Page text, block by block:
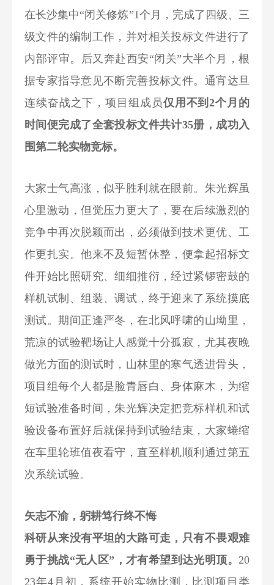
在长沙集中“闭关修炼”1个月，完成了四级、三
级文件的编制工作，并对相关投标文件进行了
内部评审。后又奔赴西安“闭关”大半个月，根
据专家指导意见不断完善投标文件。通宵达旦
连续奋战之下，项目组成员仅用不到2个月的
时间便完成了全套投标文件共计35册，成功入
围第二轮实物竞标。
大家士气高涨，似乎胜利就在眼前。朱光辉虽
心里激动，但觉压力更大了，要在后续激烈的
竞争中再次脱颖而出，必须做到技术更优、工
作更扎实。他来不及短暂休整，便拿起招标文
件开始比照研究、细细推衍，经过紧锣密鼓的
样机试制、组装、调试，终于迎来了系统摸底
测试。期间正逢严冬，在北风呼啸的山坳里，
荒凉的试验靶场让人感觉十分孤寂，尤其夜晚
做光方面的测试时，山林里的寒气透进骨头，
项目组每个人都是脸青唇白、身体麻木，为缩
短试验准备时间，朱光辉决定把竞标样机和试
验设备布置好后就保持到试验结束，大家蜷缩
在车里轮班值夜看守，直至样机顺利通过第五
次系统试验。
矢志不渝，躬耕笃行终不悔
科研从来没有平坦的大路可走，只有不畏艰难
勇于挑战“无人区”，才有希望到达光明顶。 20
23年4月初，系统开始实物比测，比测项目类